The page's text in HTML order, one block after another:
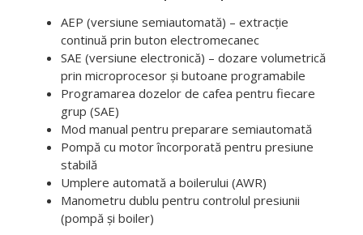
AEP (versiune semiautomată) – extracție
continuă prin buton electromecanec
SAE (versiune electronică) – dozare volumetrică
prin microprocesor și butoane programabile
Programarea dozelor de cafea pentru fiecare
grup (SAE)
Mod manual pentru preparare semiautomată
Pompă cu motor încorporată pentru presiune
stabilă
Umplere automată a boilerului (AWR)
Manometru dublu pentru controlul presiunii
(pompă și boiler)